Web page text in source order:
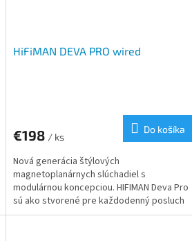
HiFiMAN DEVA PRO wired
€198 / ks
Do košíka
Nová generácia štýlových
magnetoplanárnych slúchadiel s
modulárnou koncepciou. HIFIMAN Deva Pro
sú ako stvorené pre každodenný posluch
nielen doma, ale aj na cestách, a to vďaka...